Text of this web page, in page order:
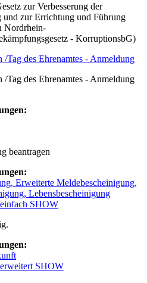
zur Verbesserung der
zur Errichtung und Führung
Nordrhein-
- KorruptionsbG)
Tag des Ehrenamtes - Anmeldung
Tag des Ehrenamtes - Anmeldung
beantragen
Erweiterte Meldebescheinigung,
Lebensbescheinigung
SHOW
SHOW